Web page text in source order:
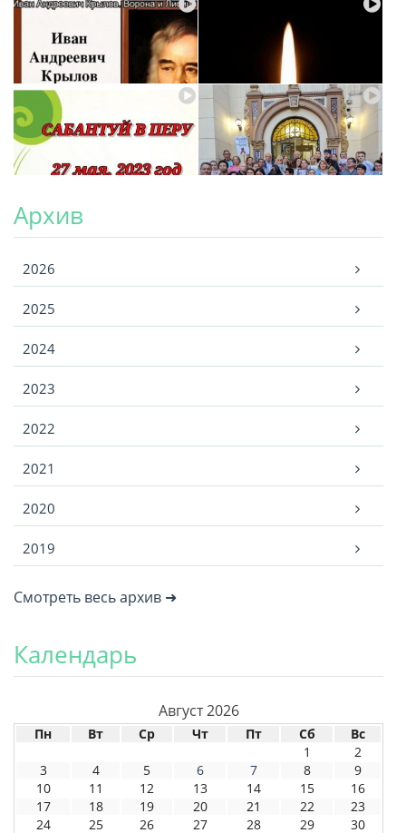
Архив
Архив
2026
2025
2024
2023
2022
2021
2020
2019
Смотреть весь архив ➜
Календарь
Август 2026
Пн Вт Ср Чт Пт Сб
Вс
1
2
3
4 5 6 7 8
9
10
11 12 13 14 15
16
17
18 19 20 21 22
23
24
25 26 27 28 29
30